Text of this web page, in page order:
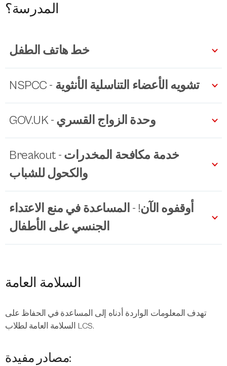
المدرسة؟
خط هاتف الطفل
NSPCC - تشويه الأعضاء التناسلية الأنثوية
GOV.UK - وحدة الزواج القسري
Breakout - خدمة مكافحة المخدرات
والكحول للشباب
أوقفوه الآن! - المساعدة في منع الاعتداء
الجنسي على الأطفال
السلامة العامة
تهدف المعلومات الواردة أدناه إلى المساعدة في الحفاظ على
السلامة العامة لطلاب LCS.
مصادر مفيدة: